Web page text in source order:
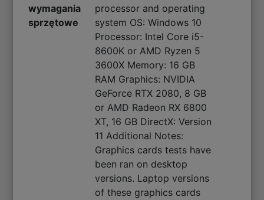
wymagania
sprzętowe
processor and operating
system OS: Windows 10
Processor: Intel Core i5-
8600K or AMD Ryzen 5
3600X Memory: 16 GB
RAM Graphics: NVIDIA
GeForce RTX 2080, 8 GB
or AMD Radeon RX 6800
XT, 16 GB DirectX: Version
11 Additional Notes:
Graphics cards tests have
been ran on desktop
versions. Laptop versions
of these graphics cards